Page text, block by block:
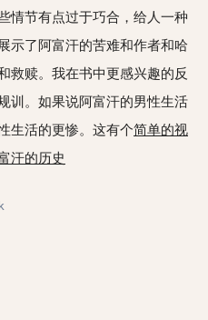
情节有点过于巧合，给人一种
示了阿富汗的苦难和作者和哈
救赎。我在书中更感兴趣的反
训。如果说阿富汗的男性生活
生活的更惨。这有个简单的视
汗的历史